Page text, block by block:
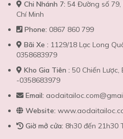
Chi Nhánh 7: 54 Đường số 79,
Chí Minh
Phone: 0867 860 799
Bãi Xe : 1129/18 Lạc Long
0358683979
Kho Gia Tiên : 50 Chiến Lược,
-0358683979
Email:
Website:
Giờ mở cửa: 8h30 đến 21h30